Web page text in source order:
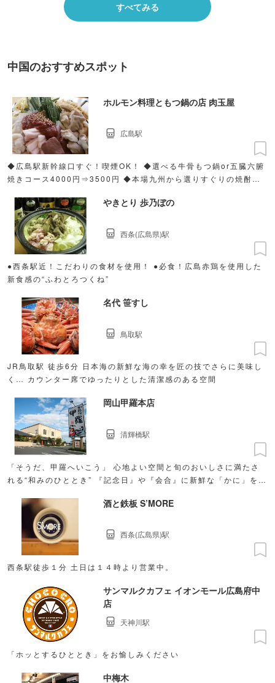
すべてみる
中国のおすすめスポット
ホルモン料理ともつ鍋の店 肉玉屋
◆広島駅新幹線口すぐ！喫煙OK！ ◆選べる牛骨もつ鍋or五臓六腑
焼きコース4000円⇒3500円 ◆本場九州から選りすぐりの焼酎を
広島駅
やきとり 歩乃ぼの
●西条駅近！こだわりの食材を使用！ ●必食！広島赤鶏を使用した
新食感の“ふわとろつくね”
西条(広島県)駅
名代 笹すし
JR鳥取駅 徒歩6分 日本海の新鮮な海の幸を匠の技でさらに美味し
く… カウンター席でゆったりとした清潔感のある空間
鳥取駅
岡山甲羅本店
「そうだ、甲羅へいこう」 心地よい空間と旬のおいしさに満たさ
れる“和みのひととき” 『記念日』や『会合』に新鮮な「かに」をご
清輝橋駅
酒と鉄板 S’MORE
西条駅徒歩１分 土日は１４時より営業中。
西条(広島県)駅
サンマルクカフェ イオンモール広島府中
店
「ホッとするひととき」をお愉しみください
天神川駅
中梅木